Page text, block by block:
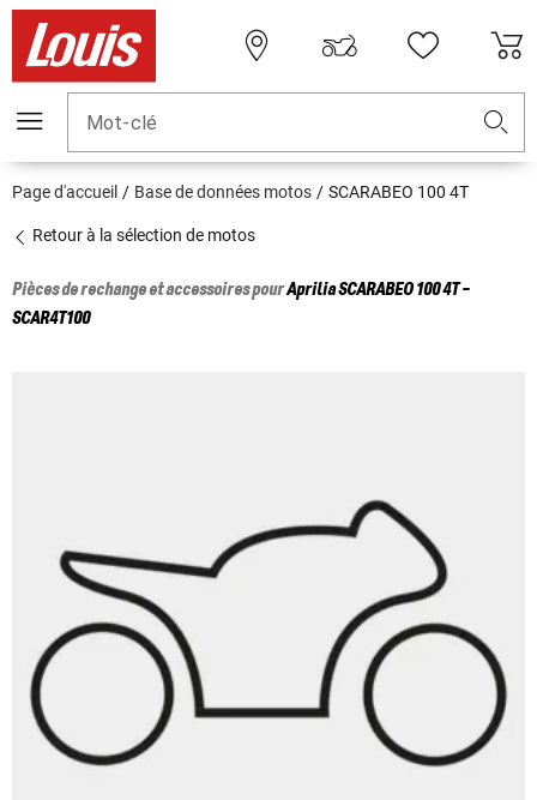
Mot-clé
Page d'accueil Base de données motos SCARABEO 100 4T
Retour à la sélection de motos
Pièces de rechange et accessoires pourApriliaSCARABEO 100 4T -
SCAR4T100